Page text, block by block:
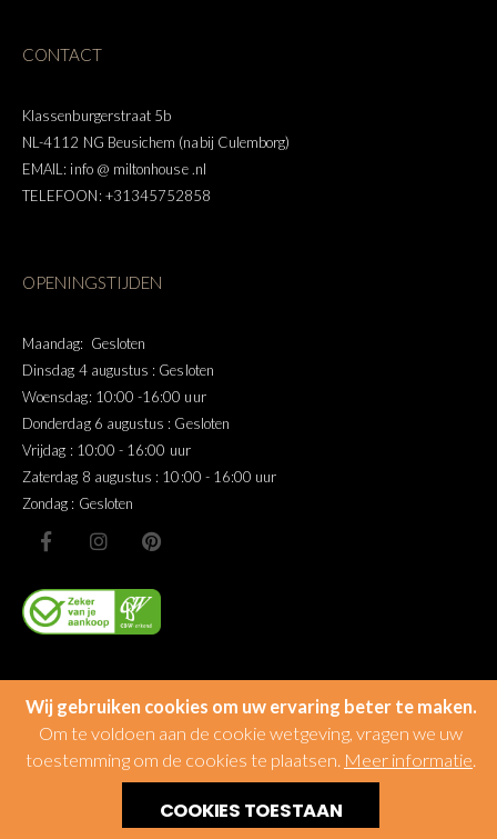
Wij gebruiken cookies om uw ervaring beter te maken.
Om te voldoen aan de cookie wetgeving, vragen we uw
toestemming om de cookies te plaatsen. Meer informatie.
COOKIES TOESTAAN
CONTACT
Klassenburgerstraat 5b
NL-4112 NG Beusichem (nabij Culemborg)
EMAIL: info @ miltonhouse .nl
TELEFOON: +31345752858
OPENINGSTIJDEN
Maandag: Gesloten
Dinsdag 4 augustus : Gesloten
Woensdag: 10:00 -16:00 uur
Donderdag 6 augustus : Gesloten
Vrijdag : 10:00 - 16:00 uur
Zaterdag 8 augustus : 10:00 - 16:00 uur
Zondag : Gesloten